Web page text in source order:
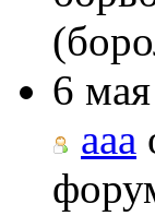
6
aaa